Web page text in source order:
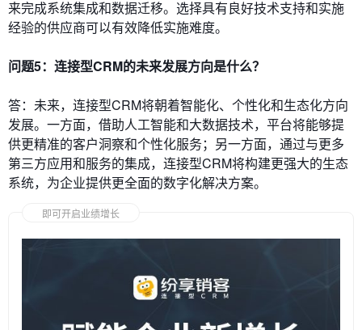
来完成系统集成和数据迁移。选择具有良好技术支持和实施
经验的供应商可以有效降低实施难度。
问题5：连接型CRM的未来发展方向是什么？
答：未来，连接型CRM将朝着智能化、个性化和生态化方向
发展。一方面，借助人工智能和大数据技术，平台将能够提
供更精准的客户洞察和个性化服务；另一方面，通过与更多
第三方应用和服务的集成，连接型CRM将构建更强大的生态
系统，为企业提供更全面的数字化解决方案。
即可开启业绩增长